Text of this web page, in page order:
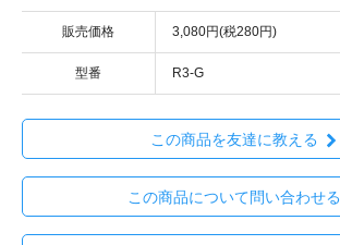
販売価格 3,080円(税280円)
型番 R3-G
この商品を友達に教える
この商品について問い合わせる